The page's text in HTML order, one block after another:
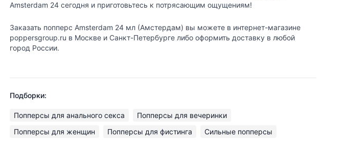
Amsterdam 24 сегодня и приготовьтесь к потрясающим ощущениям!
Заказать попперс Amsterdam 24 мл (Амстердам) вы можете в интернет-магазине
poppersgroup.ru в Москве и Санкт-Петербурге либо оформить доставку в любой
город России.
Подборки:
Попперсы для анального секса
Попперсы для вечеринки
Попперсы для женщин
Попперсы для фистинга
Сильные попперсы